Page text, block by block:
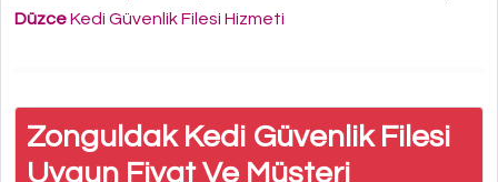
DüzceKedi Güvenlik Filesi Hizmeti
Zonguldak Kedi Güvenlik Filesi
Uygun Fiyat Ve Müşteri